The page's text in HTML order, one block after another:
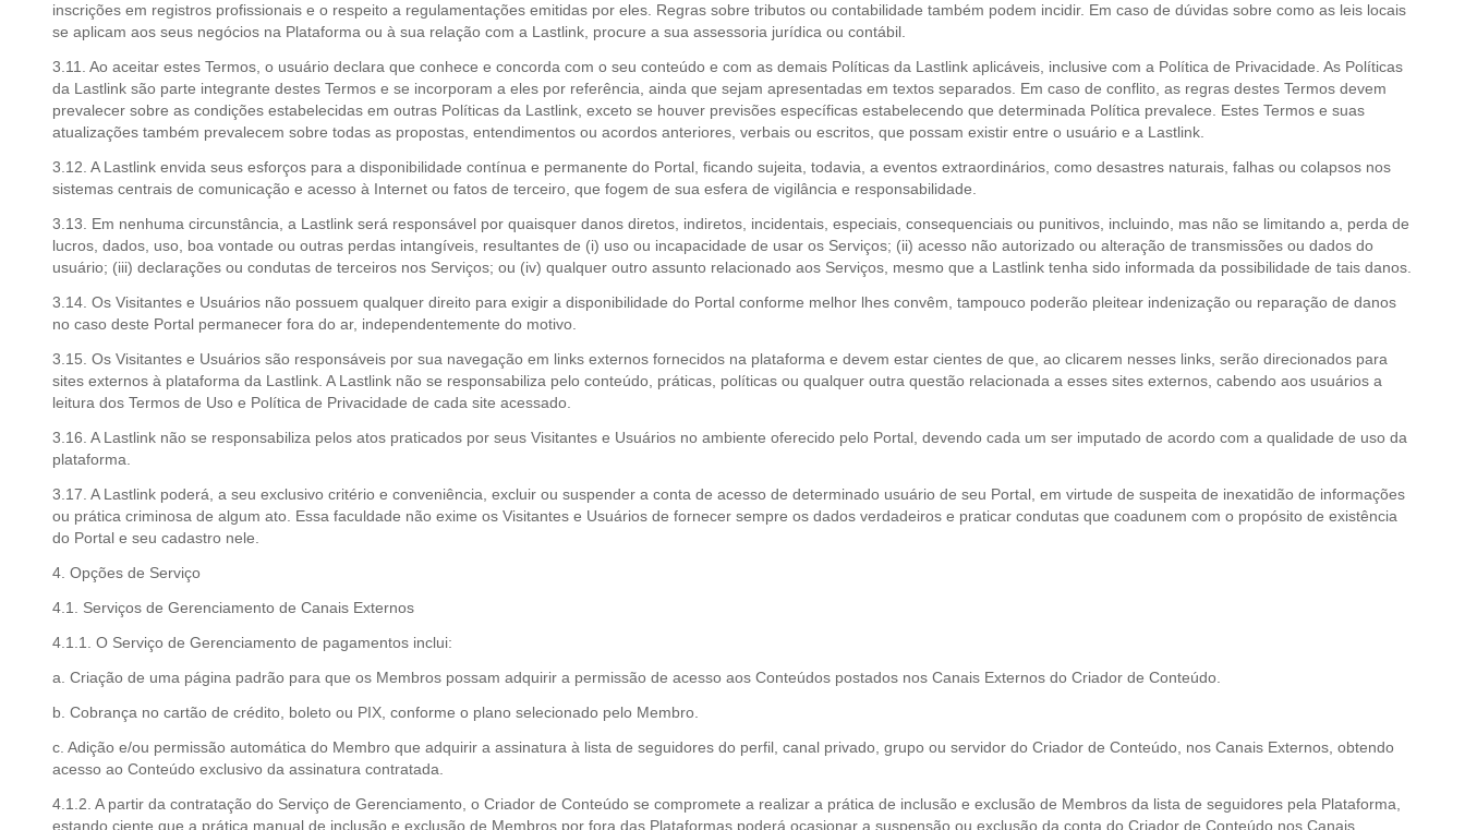
inscrições em registros profissionais e o respeito a regulamentações emitidas por eles. Regras sobre tributos ou contabilidade também podem incidir. Em caso de dúvidas sobre como as leis locais
se aplicam aos seus negócios na Plataforma ou à sua relação com a Lastlink, procure a sua assessoria jurídica ou contábil.
3.11. Ao aceitar estes Termos, o usuário declara que conhece e concorda com o seu conteúdo e com as demais Políticas da Lastlink aplicáveis, inclusive com a Política de Privacidade. As Políticas
da Lastlink são parte integrante destes Termos e se incorporam a eles por referência, ainda que sejam apresentadas em textos separados. Em caso de conflito, as regras destes Termos devem
prevalecer sobre as condições estabelecidas em outras Políticas da Lastlink, exceto se houver previsões específicas estabelecendo que determinada Política prevalece. Estes Termos e suas
atualizações também prevalecem sobre todas as propostas, entendimentos ou acordos anteriores, verbais ou escritos, que possam existir entre o usuário e a Lastlink.
3.12. A Lastlink envida seus esforços para a disponibilidade contínua e permanente do Portal, ficando sujeita, todavia, a eventos extraordinários, como desastres naturais, falhas ou colapsos nos
sistemas centrais de comunicação e acesso à Internet ou fatos de terceiro, que fogem de sua esfera de vigilância e responsabilidade.
3.13. Em nenhuma circunstância, a Lastlink será responsável por quaisquer danos diretos, indiretos, incidentais, especiais, consequenciais ou punitivos, incluindo, mas não se limitando a, perda de
lucros, dados, uso, boa vontade ou outras perdas intangíveis, resultantes de (i) uso ou incapacidade de usar os Serviços; (ii) acesso não autorizado ou alteração de transmissões ou dados do
usuário; (iii) declarações ou condutas de terceiros nos Serviços; ou (iv) qualquer outro assunto relacionado aos Serviços, mesmo que a Lastlink tenha sido informada da possibilidade de tais danos.
3.14. Os Visitantes e Usuários não possuem qualquer direito para exigir a disponibilidade do Portal conforme melhor lhes convêm, tampouco poderão pleitear indenização ou reparação de danos
no caso deste Portal permanecer fora do ar, independentemente do motivo.
3.15. Os Visitantes e Usuários são responsáveis por sua navegação em links externos fornecidos na plataforma e devem estar cientes de que, ao clicarem nesses links, serão direcionados para
sites externos à plataforma da Lastlink. A Lastlink não se responsabiliza pelo conteúdo, práticas, políticas ou qualquer outra questão relacionada a esses sites externos, cabendo aos usuários a
leitura dos Termos de Uso e Política de Privacidade de cada site acessado.
3.16. A Lastlink não se responsabiliza pelos atos praticados por seus Visitantes e Usuários no ambiente oferecido pelo Portal, devendo cada um ser imputado de acordo com a qualidade de uso da
plataforma.
3.17. A Lastlink poderá, a seu exclusivo critério e conveniência, excluir ou suspender a conta de acesso de determinado usuário de seu Portal, em virtude de suspeita de inexatidão de informações
ou prática criminosa de algum ato. Essa faculdade não exime os Visitantes e Usuários de fornecer sempre os dados verdadeiros e praticar condutas que coadunem com o propósito de existência
do Portal e seu cadastro nele.
4. Opções de Serviço
4.1. Serviços de Gerenciamento de Canais Externos
4.1.1. O Serviço de Gerenciamento de pagamentos inclui:
a. Criação de uma página padrão para que os Membros possam adquirir a permissão de acesso aos Conteúdos postados nos Canais Externos do Criador de Conteúdo.
b. Cobrança no cartão de crédito, boleto ou PIX, conforme o plano selecionado pelo Membro.
c. Adição e/ou permissão automática do Membro que adquirir a assinatura à lista de seguidores do perfil, canal privado, grupo ou servidor do Criador de Conteúdo, nos Canais Externos, obtendo
acesso ao Conteúdo exclusivo da assinatura contratada.
4.1.2. A partir da contratação do Serviço de Gerenciamento, o Criador de Conteúdo se compromete a realizar a prática de inclusão e exclusão de Membros da lista de seguidores pela Plataforma,
estando ciente que a prática manual de inclusão e exclusão de Membros por fora das Plataformas poderá ocasionar a suspensão ou exclusão da conta do Criador de Conteúdo nos Canais